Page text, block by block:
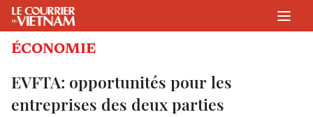
ÉCONOMIE
EVFTA: opportunités pour les
entreprises des deux parties